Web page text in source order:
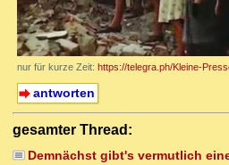
nur für kurze Zeit: https://telegra.ph/Kleine-
antworten
gesamter Thread:
Demnächst gibt's vermutlich